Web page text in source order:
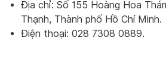
Địa chỉ: Số 155 Hoàng Hoa
Thạnh, Thành phố Hồ Chí Minh.
Điện thoại: 028 7308 0889.